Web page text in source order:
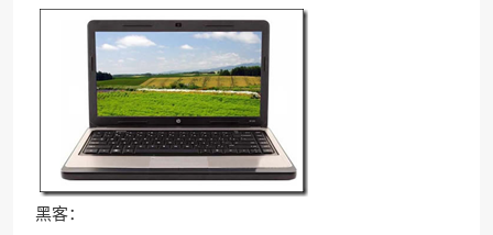
黑客：